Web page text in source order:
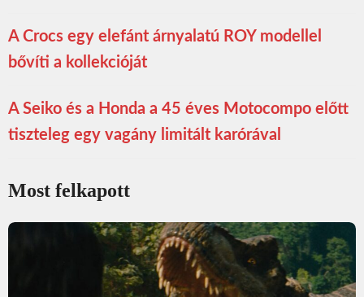
A Crocs egy elefánt árnyalatú ROY modellel
bővíti a kollekcióját
A Seiko és a Honda a 45 éves Motocompo előtt
tiszteleg egy vagány limitált karórával
Most felkapott